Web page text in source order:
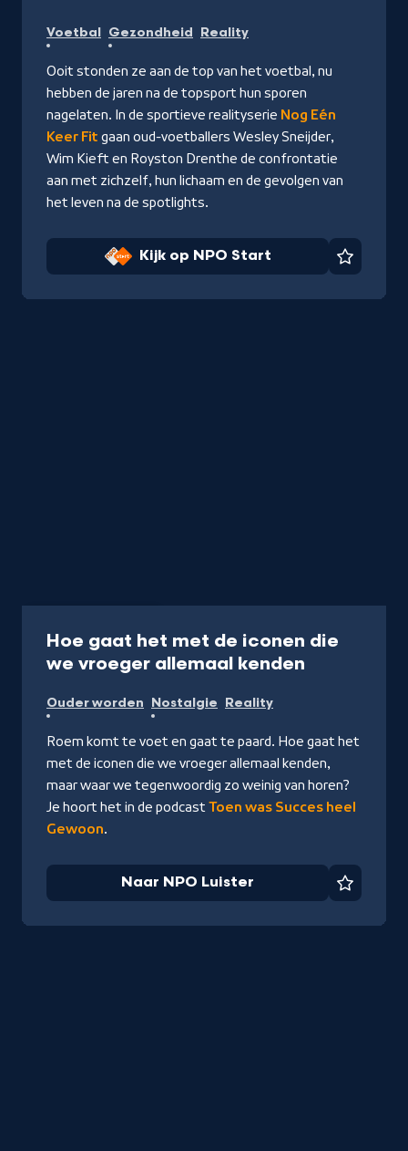
NPO
Start
Voetbal Gezondheid Reality
Ooit stonden ze aan de top van het voetbal, nu
hebben de jaren na de topsport hun sporen
nagelaten. In de sportieve realityserie Nog Eén
Keer Fit gaan oud-voetballers Wesley Sneijder,
Wim Kieft en Royston Drenthe de confrontatie
aan met zichzelf, hun lichaam en de gevolgen van
het leven na de spotlights.
Kijk op NPO Start
Hoe gaat het met de iconen die
we vroeger allemaal kenden
Luister
Ouder worden Nostalgie Reality
Roem komt te voet en gaat te paard. Hoe gaat het
met de iconen die we vroeger allemaal kenden,
maar waar we tegenwoordig zo weinig van horen?
Je hoort het in de podcast Toen was Succes heel
Gewoon.
Naar NPO Luister